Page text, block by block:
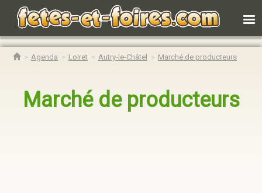
Agenda Loiret Autry-le-Châtel Marché de producteurs
Marché de producteurs